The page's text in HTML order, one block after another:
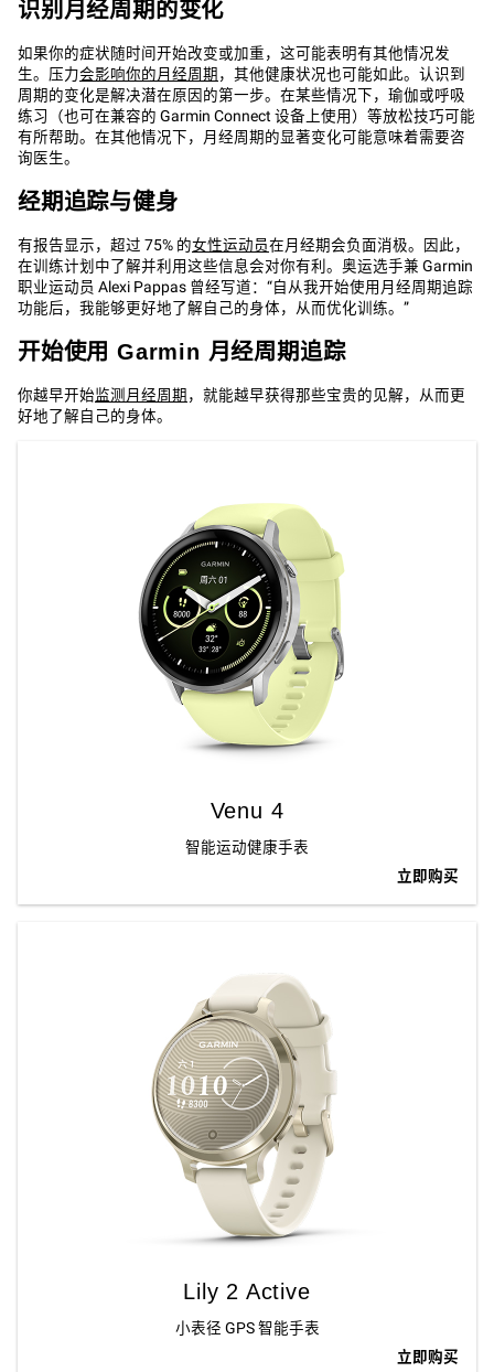
识别月经周期的变化
如果你的症状随时间开始改变或加重，这可能表明有其他情况发
生。压力会影响你的月经周期 ，其他健康状况也可能如此。认识到
周期的变化是解决潜在原因的第一步。在某些情况下，瑜伽或呼吸
练习（也可在兼容的 Garmin Connect 设备上使用）等放松技巧可能
有所帮助。在其他情况下，月经周期的显著变化可能意味着需要咨
询医生。
经期追踪与健身
有报告显示，超过 75% 的女性运动员在月经期会负面消极。因此，
在训练计划中了解并利用这些信息会对你有利。奥运选手兼 Garmin
职业运动员 Alexi Pappas 曾经写道：“自从我开始使用月经周期追踪
功能后，我能够更好地了解自己的身体，从而优化训练。”
‌开始使用 Garmin 月经周期追踪‌
你越早开始监测月经周期 ，就能越早获得那些宝贵的见解，从而更
好地了解自己的身体。
Venu 4
智能运动健康手表
立即购买
Lily 2 Active
小表径 GPS 智能手表
立即购买